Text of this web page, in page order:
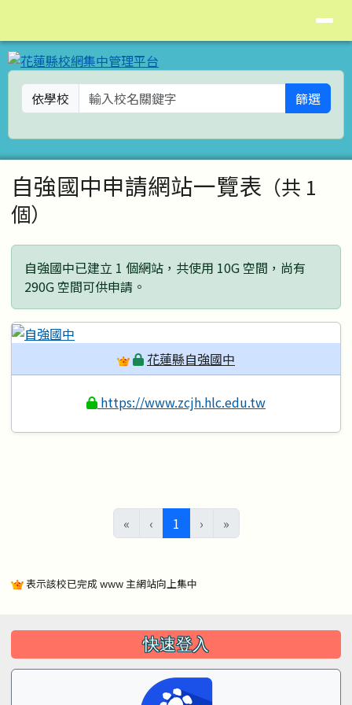
依學校 篩選
主內容區域
自強國中申請網站一覽表 （共 1
個）
自強國中已建立 1 個網站，共使用 10G 空間，尚有
290G 空間可供申請。
花蓮縣自強國中
https://www.zcjh.hlc.edu.tw
« ‹ 1 (目前頁次)
› »
表示該校已完成 www 主網站向上集中
左邊區域內容 快速登入
頁尾區域